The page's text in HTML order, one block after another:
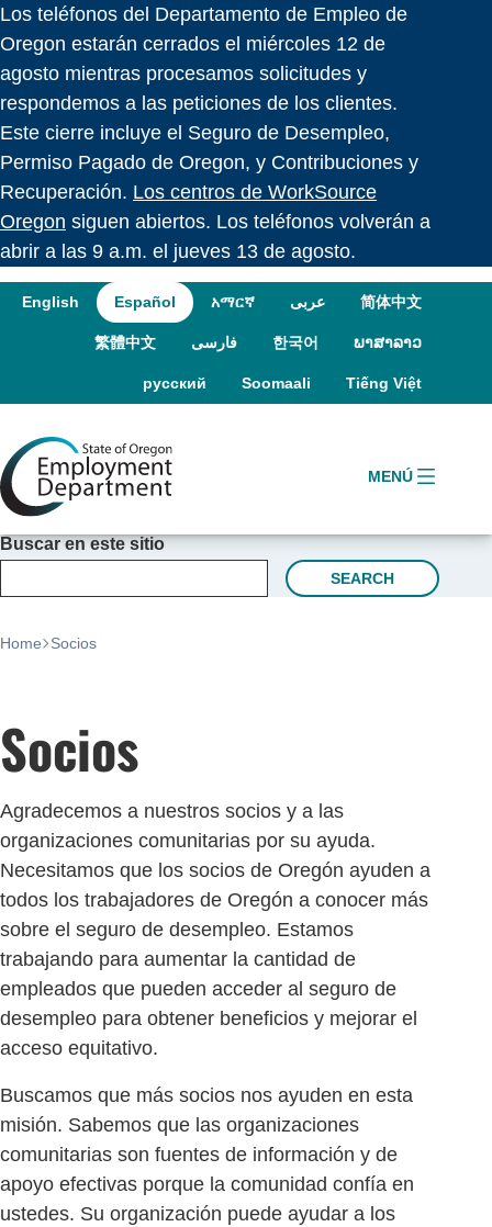
Skip to language switcher
Skip to navigation
Skip to content
Los teléfonos del Departamento de Empleo de
Oregon estarán cerrados el miércoles 12 de
agosto mientras procesamos solicitudes y
respondemos a las peticiones de los clientes.
Este cierre incluye el Seguro de Desempleo,
Permiso Pagado de Oregon, y Contribuciones y
Recuperación. Los centros de WorkSource
Oregon siguen abiertos. Los teléfonos volverán a
abrir a las 9 a.m. el jueves 13 de agosto.
English Español አማርኛ عربى 简体中文
繁體中文 فارسی 한국어 ພາສາລາວ
русский Soomaali Tiếng Việt
MENÚ
Buscar en este sitio
SEARCH
Home Socios
Socios
Agradecemos a nuestros socios y a las
organizaciones comunitarias por su ayuda.
Necesitamos que los socios de Oregón ayuden a
todos los trabajadores de Oregón a conocer más
sobre el seguro de desempleo. Estamos
trabajando para aumentar la cantidad de
empleados que pueden acceder al seguro de
desempleo para obtener beneficios y mejorar el
acceso equitativo.
Buscamos que más socios nos ayuden en esta
misión. Sabemos que las organizaciones
comunitarias son fuentes de información y de
apoyo efectivas porque la comunidad confía en
ustedes. Su organización puede ayudar a los